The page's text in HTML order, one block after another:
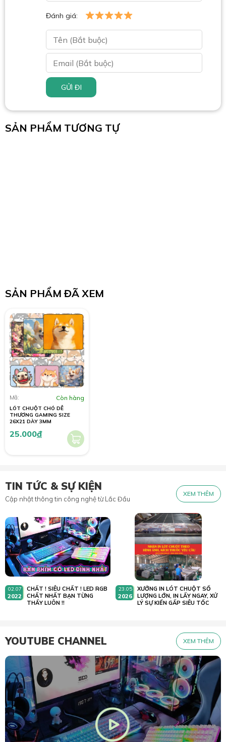
Đánh giá:
GỬI ĐI
SẢN PHẨM TƯƠNG TỰ
SẢN PHẨM ĐÃ XEM
Mã: Còn hàng
LÓT CHUỘT CHÓ DỄ
THƯƠNG GAMING SIZE
26X21 DÀY 3MM
25.000đ
TIN TỨC & SỰ KIỆN
Cập nhật thông tin công nghệ từ Lắc Đầu
XEM THÊM
02.07
2022
CHẤT ! SIÊU CHẤT ! LED RGB
CHẤT NHẤT BẠN TỪNG
THẤY LUÔN !!
23.05
2026
XƯỞNG IN LÓT CHUỘT SỐ
LƯỢNG LỚN, IN LẤY NGAY, XỬ
LÝ SỰ KIẾN GẤP SIÊU TỐC
YOUTUBE CHANNEL XEM THÊM